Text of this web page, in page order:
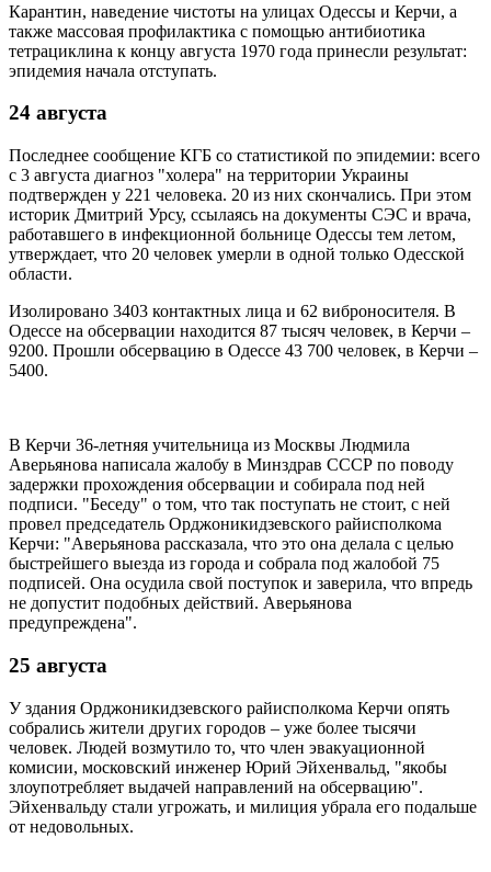
Карантин, наведение чистоты на улицах Одессы и Керчи, а
также массовая профилактика с помощью антибиотика
тетрациклина к концу августа 1970 года принесли результат:
эпидемия начала отступать.
24 августа
Последнее сообщение КГБ со статистикой по эпидемии: всего
с 3 августа диагноз "холера" на территории Украины
подтвержден у 221 человека. 20 из них скончались. При этом
историк Дмитрий Урсу, ссылаясь на документы СЭС и врача,
работавшего в инфекционной больнице Одессы тем летом,
утверждает, что 20 человек умерли в одной только Одесской
области.
Изолировано 3403 контактных лица и 62 виброносителя. В
Одессе на обсервации находится 87 тысяч человек, в Керчи –
9200. Прошли обсервацию в Одессе 43 700 человек, в Керчи –
5400.
В Керчи 36-летняя учительница из Москвы Людмила
Аверьянова написала жалобу в Минздрав СССР по поводу
задержки прохождения обсервации и собирала под ней
подписи. "Беседу" о том, что так поступать не стоит, с ней
провел председатель Орджоникидзевского райисполкома
Керчи: "Аверьянова рассказала, что это она делала с целью
быстрейшего выезда из города и собрала под жалобой 75
подписей. Она осудила свой поступок и заверила, что впредь
не допустит подобных действий. Аверьянова
предупреждена".
25 августа
У здания Орджоникидзевского райисполкома Керчи опять
собрались жители других городов – уже более тысячи
человек. Людей возмутило то, что член эвакуационной
комисии, московский инженер Юрий Эйхенвальд, "якобы
злоупотребляет выдачей направлений на обсервацию".
Эйхенвальду стали угрожать, и милиция убрала его подальше
от недовольных.